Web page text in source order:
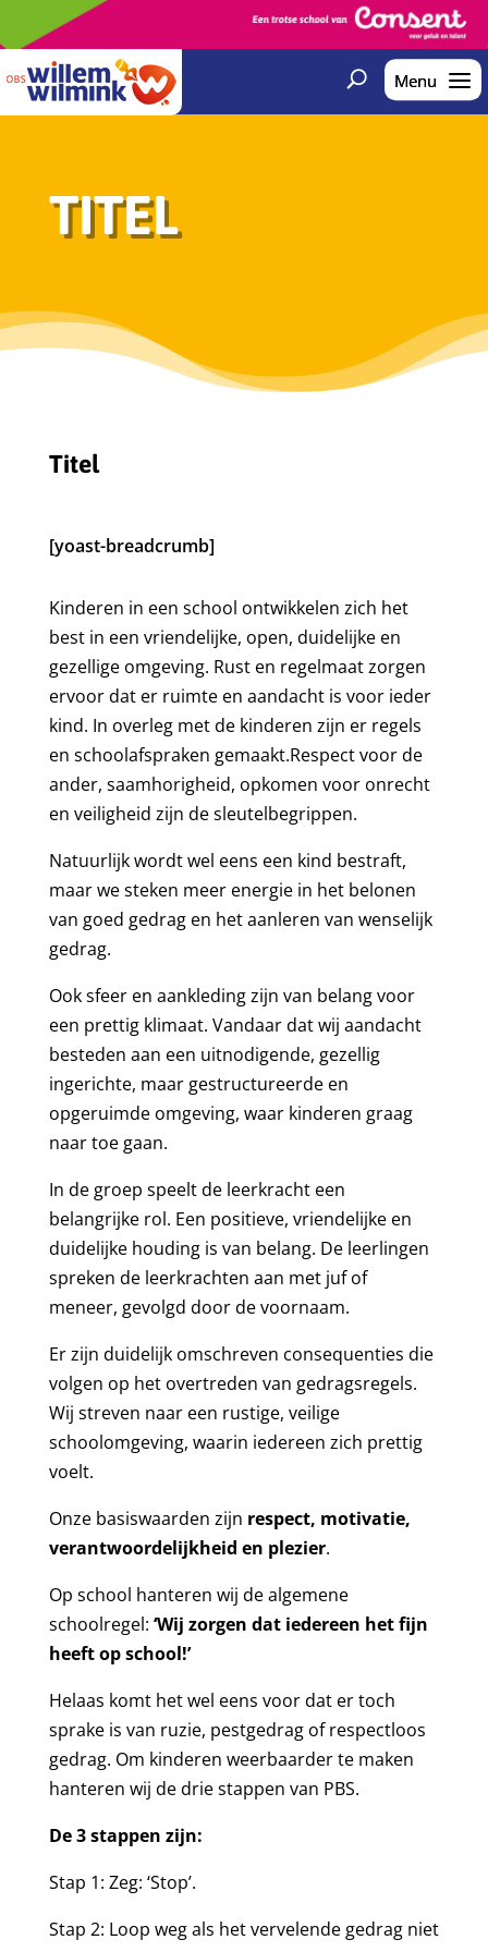
TITEL
Titel
[yoast-breadcrumb]
Kinderen in een school ontwikkelen zich het
best in een vriendelijke, open, duidelijke en
gezellige omgeving. Rust en regelmaat zorgen
ervoor dat er ruimte en aandacht is voor ieder
kind. In overleg met de kinderen zijn er regels
en schoolafspraken gemaakt.Respect voor de
ander, saamhorigheid, opkomen voor onrecht
en veiligheid zijn de sleutelbegrippen.
Natuurlijk wordt wel eens een kind bestraft,
maar we steken meer energie in het belonen
van goed gedrag en het aanleren van wenselijk
gedrag.
Ook sfeer en aankleding zijn van belang voor
een prettig klimaat. Vandaar dat wij aandacht
besteden aan een uitnodigende, gezellig
ingerichte, maar gestructureerde en
opgeruimde omgeving, waar kinderen graag
naar toe gaan.
In de groep speelt de leerkracht een
belangrijke rol. Een positieve, vriendelijke en
duidelijke houding is van belang. De leerlingen
spreken de leerkrachten aan met juf of
meneer, gevolgd door de voornaam.
Er zijn duidelijk omschreven consequenties die
volgen op het overtreden van gedragsregels.
Wij streven naar een rustige, veilige
schoolomgeving, waarin iedereen zich prettig
voelt.
Onze basiswaarden zijn respect, motivatie,
verantwoordelijkheid en plezier.
Op school hanteren wij de algemene
schoolregel: ‘Wij zorgen dat iedereen het fijn
heeft op school!’
Helaas komt het wel eens voor dat er toch
sprake is van ruzie, pestgedrag of respectloos
gedrag. Om kinderen weerbaarder te maken
hanteren wij de drie stappen van PBS.
De 3 stappen zijn:
Stap 1: Zeg: ‘Stop’.
Stap 2: Loop weg als het vervelende gedrag niet